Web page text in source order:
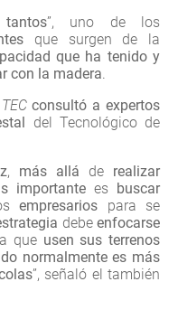
”, uno de los
que surgen de la
que ha tenido y
con la madera.
consultó a expertos
del Tecnológico de
, más allá de realizar
importante es buscar
empresarios para se
debeenfocarse
que usen sus terrenos
normalmente es más
”, señaló el también